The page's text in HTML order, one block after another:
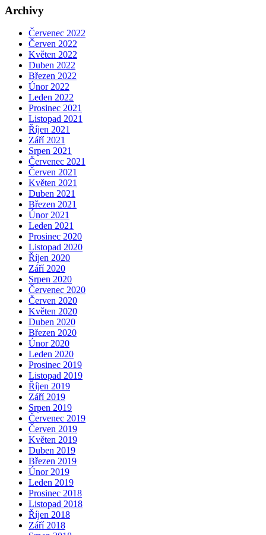
Archivy
Červenec 2022
Červen 2022
Květen 2022
Duben 2022
Březen 2022
Únor 2022
Leden 2022
Prosinec 2021
Listopad 2021
Říjen 2021
Září 2021
Srpen 2021
Červenec 2021
Červen 2021
Květen 2021
Duben 2021
Březen 2021
Únor 2021
Leden 2021
Prosinec 2020
Listopad 2020
Říjen 2020
Září 2020
Srpen 2020
Červenec 2020
Červen 2020
Květen 2020
Duben 2020
Březen 2020
Únor 2020
Leden 2020
Prosinec 2019
Listopad 2019
Říjen 2019
Září 2019
Srpen 2019
Červenec 2019
Červen 2019
Květen 2019
Duben 2019
Březen 2019
Únor 2019
Leden 2019
Prosinec 2018
Listopad 2018
Říjen 2018
Září 2018